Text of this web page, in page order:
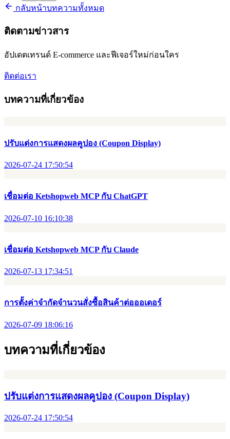
กลับหน้าบทความทั้งหมด
ติดตามข่าวสาร
อัปเดตเทรนด์ E-commerce และฟีเจอร์ใหม่ก่อนใคร
ติดต่อเรา
บทความที่เกี่ยวข้อง